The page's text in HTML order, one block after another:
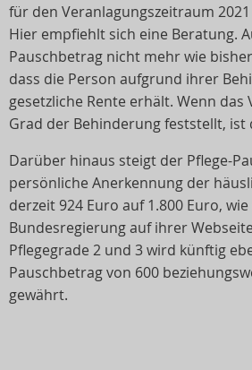
für den Veranlagungszeitraum
Hier empfiehlt sich eine Beratung.
Pauschbetrag nicht mehr wie
dass die Person aufgrund ihrer
gesetzliche Rente erhält. Wenn
Grad der Behinderung feststellt, ist
Darüber hinaus steigt der Pflege-
persönliche Anerkennung der
derzeit 924 Euro auf 1.800 Euro, wie
Bundesregierung auf ihrer
Pflegegrade 2 und 3 wird künftig
Pauschbetrag von 600
gewährt.